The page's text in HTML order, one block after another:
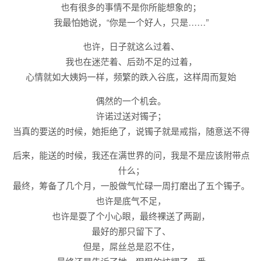
也有很多的事情不是你所能想象的；
我最怕她说，“你是一个好人，只是……”
也许，日子就这么过着、
我也在迷茫着、后劲不足的过着，
心情就如大姨妈一样，频繁的跌入谷底，这样周而复始
偶然的一个机会。
许诺过送对镯子；
当真的要送的时候，她拒绝了，说镯子就是戒指，随意送不得
后来，能送的时候，我还在满世界的问，我是不是应该附带点
什么；
最终，筹备了几个月，一股做气忙碌一周打磨出了五个镯子。
也许是底气不足，
也许是耍了个小心眼，最终裸送了两副，
最好的那只留下了、
但是，屌丝总是忍不住，